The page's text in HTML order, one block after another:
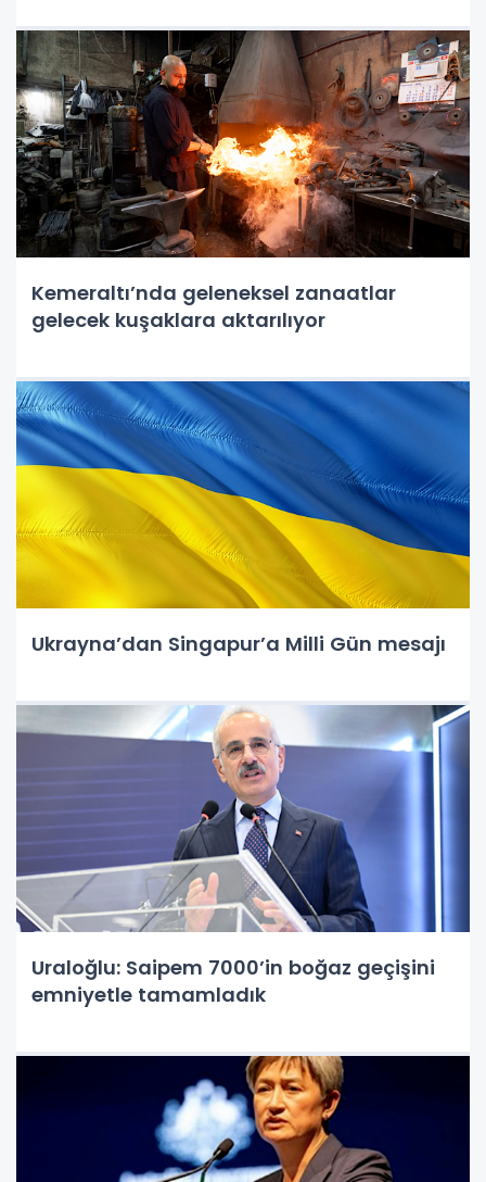
Kemeraltı’nda geleneksel zanaatlar
gelecek kuşaklara aktarılıyor
Ukrayna’dan Singapur’a Milli Gün mesajı
Uraloğlu: Saipem 7000’in boğaz geçişini
emniyetle tamamladık